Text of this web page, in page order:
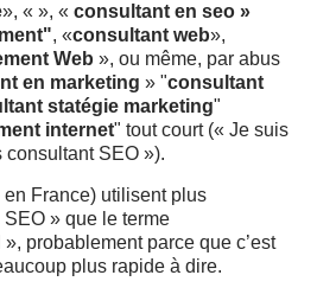
», « », «consultant en seo »
, «consultant web»,
Web », ou même, par abus
en marketing » "consultant
statégie marketing"
internet" tout court (« Je suis
SEO »).
France) utilisent plus
» que le terme
probablement parce que c’est
plus rapide à dire.